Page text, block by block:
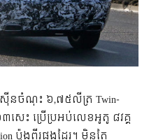
ាស៊ីនចំណុះ ៦,៧៥លីត្រ Twin-
េះ ប្រើប្រអប់លេខអូតូ ៨វគ្គ
ប៉ុងពីរផងដែរ។ មិនតែ